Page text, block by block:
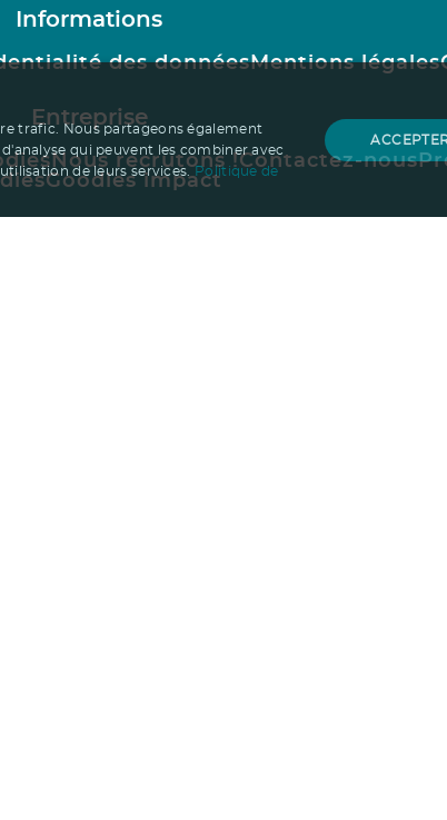
Informations
des donnéesMentions légales
Entreprise
Nous recrutons !Contactez-nous
Goodies impact
trafic. Nous partageons également
qui peuvent les combiner avec
de leurs services.Politique de